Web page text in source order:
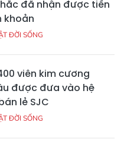
đã nhận được tiền
khoản
ĐỜI SỐNG
viên kim cương
được đưa vào hệ
lẻ SJC
ĐỜI SỐNG